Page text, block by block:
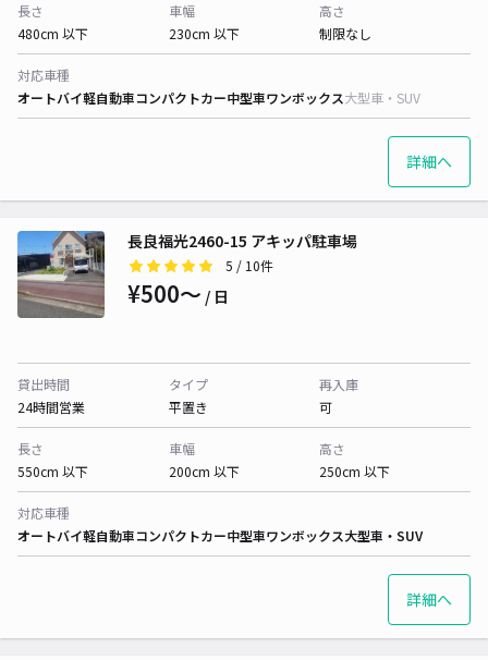
長さ
480cm 以下
車幅
230cm 以下
高さ
制限なし
対応車種
オートバイ軽自動車コンパクトカー中型車ワンボックス大型車・SUV
詳細へ
長良福光2460-15 アキッパ駐車場
5 / 10件
¥500〜 / 日
貸出時間
24時間営業
タイプ
平置き
再入庫
可
長さ
550cm 以下
車幅
200cm 以下
高さ
250cm 以下
対応車種
オートバイ軽自動車コンパクトカー中型車ワンボックス大型車・SUV
詳細へ